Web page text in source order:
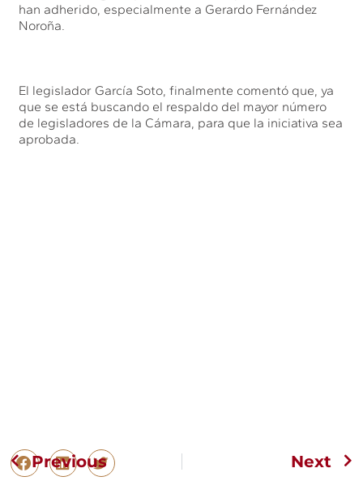
han adherido, especialmente a Gerardo Fernández
Noroña.
El legislador García Soto, finalmente comentó que, ya
que se está buscando el respaldo del mayor número
de legisladores de la Cámara, para que la iniciativa sea
aprobada.
Previous Next